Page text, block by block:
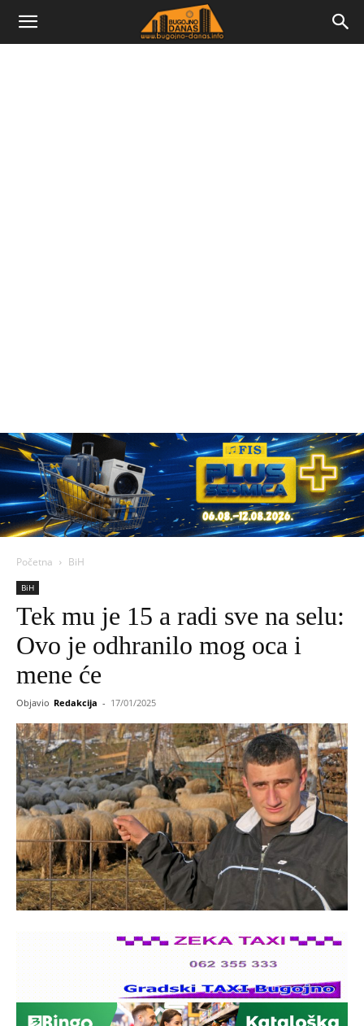
Bugojno
Početna BiH
BiH
Tek mu je 15 a radi sve na selu:
Ovo je odhranilo mog oca i
mene će
Objavio Redakcija - 17/01/2025